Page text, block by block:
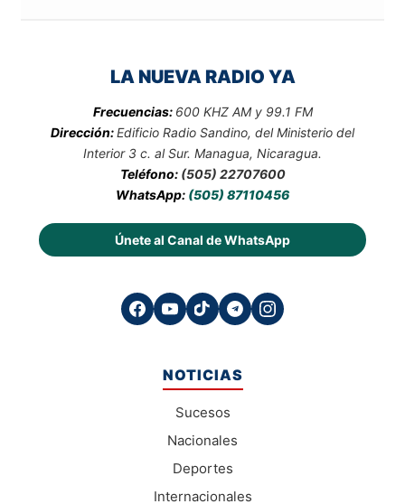
LA NUEVA RADIO YA
Frecuencias: 600 KHZ AM y 99.1 FM
Dirección:Edificio Radio Sandino, del Ministerio del
Interior 3 c. al Sur. Managua, Nicaragua.
Teléfono: (505) 22707600
WhatsApp: (505) 87110456
Únete al Canal de WhatsApp
NOTICIAS
Sucesos
Nacionales
Deportes
Internacionales